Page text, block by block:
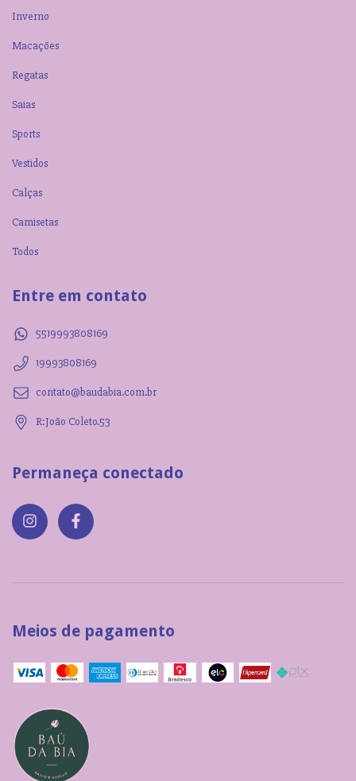
Inverno
Macações
Regatas
Saias
Sports
Vestidos
Calças
Camisetas
Todos
Entre em contato
5519993808169
19993808169
contato@baudabia.com.br
R:João Coleto.53
Permaneça conectado
Meios de pagamento